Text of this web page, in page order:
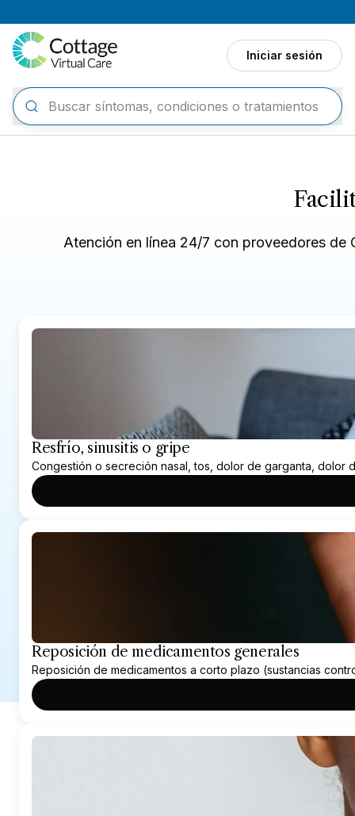
Iniciar sesión
Atención en línea 24/7 con proveedores de
Resfrío, sinusitis o gripe
Congestión o secreción nasal, tos, dolor de garganta, dolor
Reposición de medicamentos generales
Reposición de medicamentos a corto plazo (sustancias